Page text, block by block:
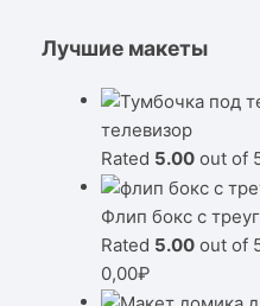
Лучшие макеты
телевизор
Rated 5.00out of
Флип бокс с
Rated 5.00out of
0,00₽